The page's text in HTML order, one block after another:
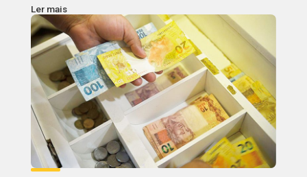
Ler mais